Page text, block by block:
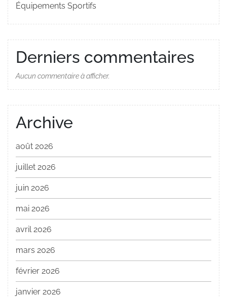
Équipements Sportifs
Derniers commentaires
Aucun commentaire à afficher.
Archive
août 2026
juillet 2026
juin 2026
mai 2026
avril 2026
mars 2026
février 2026
janvier 2026